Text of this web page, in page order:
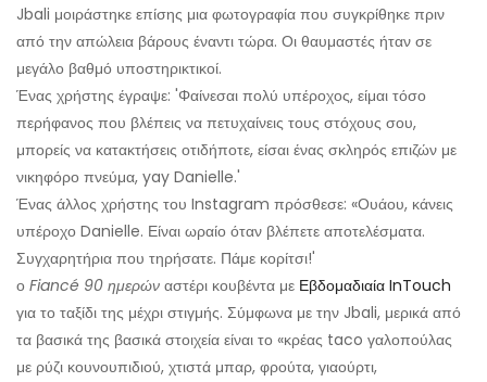
Jbali μοιράστηκε επίσης μια φωτογραφία που συγκρίθηκε πριν
από την απώλεια βάρους έναντι τώρα. Οι θαυμαστές ήταν σε
μεγάλο βαθμό υποστηρικτικοί.
Ένας χρήστης έγραψε: 'Φαίνεσαι πολύ υπέροχος, είμαι τόσο
περήφανος που βλέπεις να πετυχαίνεις τους στόχους σου,
μπορείς να κατακτήσεις οτιδήποτε, είσαι ένας σκληρός επιζών με
νικηφόρο πνεύμα, yay Danielle.'
Ένας άλλος χρήστης του Instagram πρόσθεσε: «Ουάου, κάνεις
υπέροχο Danielle. Είναι ωραίο όταν βλέπετε αποτελέσματα.
Συγχαρητήρια που τηρήσατε. Πάμε κορίτσι!'
ο Fiancé 90 ημερών αστέρι κουβέντα με Εβδομαδιαία InTouch
για το ταξίδι της μέχρι στιγμής. Σύμφωνα με την Jbali, μερικά από
τα βασικά της βασικά στοιχεία είναι το «κρέας taco γαλοπούλας
με ρύζι κουνουπιδιού, χτιστά μπαρ, φρούτα, γιαούρτι,